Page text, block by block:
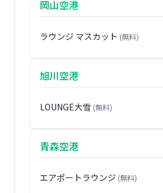
岡山空港
ラウンジ マスカット (無料)
旭川空港
LOUNGE大雪 (無料)
青森空港
エアポートラウンジ (無料)